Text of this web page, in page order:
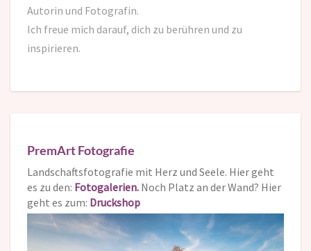
Autorin und Fotografin.
Ich freue mich darauf, dich zu berühren und zu
inspirieren.
PremArt Fotografie
Landschaftsfotografie mit Herz und Seele. Hier geht
es zu den: Fotogalerien. Noch Platz an der Wand? Hier
geht es zum: Druckshop